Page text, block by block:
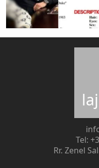
Tel:
Rr. Zenel